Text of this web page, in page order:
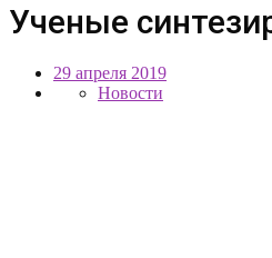
Ученые
29 апреля 2019
Новости